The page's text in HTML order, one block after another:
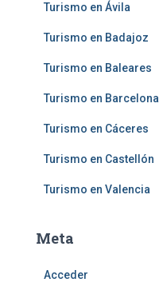
Turismo en Ávila
Turismo en Badajoz
Turismo en Baleares
Turismo en Barcelona
Turismo en Cáceres
Turismo en Castellón
Turismo en Valencia
Meta
Acceder